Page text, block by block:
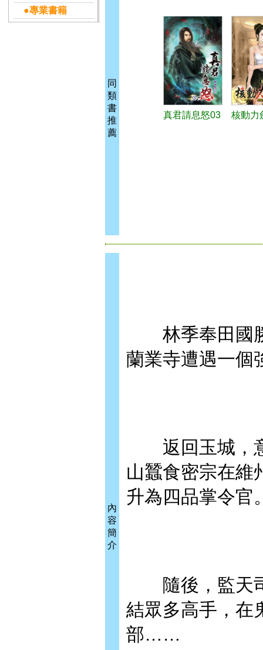
●專業書籍
同
類
書
推
薦
真君請息怒03 核動力
內
容
簡
介
林季奉田國勝
蘭業寺遭遇一個
返回玉城，意
山蠶食密宗在維
升為四品掌令官
隨後，監天司
結眾多高手，在
部……